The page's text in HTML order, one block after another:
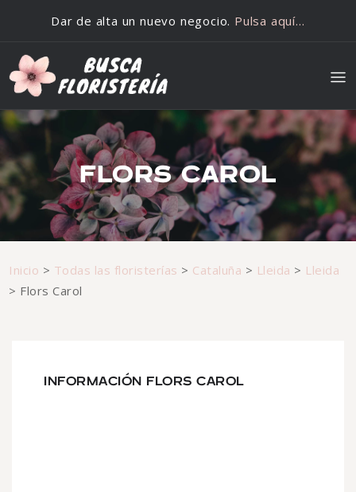
Dar de alta un nuevo negocio. Pulsa aquí…
FLORS CAROL
Inicio > Todas las floristerías > Cataluña > Lleida > Lleida
> Flors Carol
INFORMACIÓN FLORS CAROL